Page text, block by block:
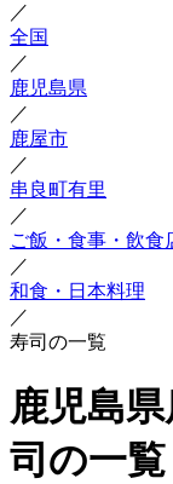
／
全国
／
鹿児島県
／
鹿屋市
／
串良町有里
／
ご飯・食事・飲食
／
和食・日本料理
／
寿司の一覧
鹿児島
司の一覧